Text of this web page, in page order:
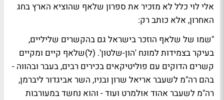
אלי לוי כלל לא מזכיר את ספרון שלאף שהוציא הארץבחג
האחרון, אלא כותב רק:
"שמו של שלאף הוזכר בישראל גם בהקשרים שליליים,
בעיקר בצמידות למונח 'הון-שלטון'. (ל)שלאף קיים ומקיים
קשרים הדוקים עם פוליטיקאים בכירים רבים, בעבר ובהווה -
בהם רה"מ לשעבר אריאל שרון ובניו, השר אביגדור ליברמן,
רה"מ לשעבר אהוד אולמרט ועוד - והוא נחשד במעורבות